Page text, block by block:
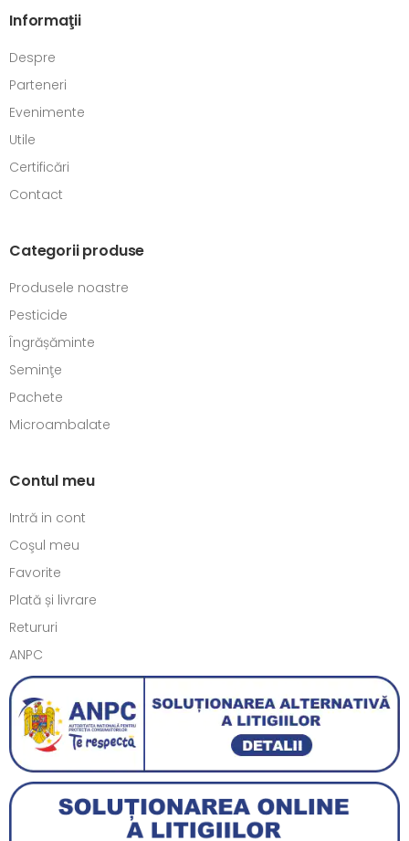
Informaţii
Despre
Parteneri
Evenimente
Utile
Certificări
Contact
Categorii produse
Produsele noastre
Pesticide
Îngrășăminte
Seminţe
Pachete
Microambalate
Contul meu
Intră in cont
Coşul meu
Favorite
Plată și livrare
Retururi
ANPC